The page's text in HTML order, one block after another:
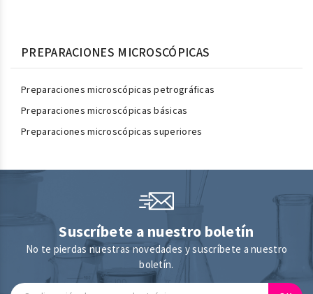
PREPARACIONES MICROSCÓPICAS
Preparaciones microscópicas petrográficas
Preparaciones microscópicas básicas
Preparaciones microscópicas superiores
Suscríbete a nuestro boletín
No te pierdas nuestras novedades y suscríbete a nuestro
boletín.